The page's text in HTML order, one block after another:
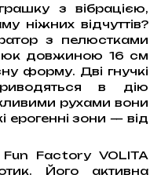
з вібрацією,
ніжних відчуттів?
з пелюстками
довжиною 16 см
форму. Дві гнучкі
в дію
рухами вони
ерогенні зони — від
Factory VOLITA
Його активна